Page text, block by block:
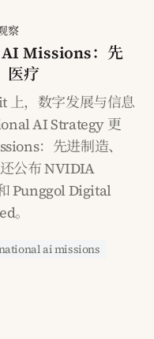
察
Missions：先
医疗
上，数字发展与信息
AI Strategy 更
：先进制造、
公布 NVIDIA
Punggol Digital
。
ai missions